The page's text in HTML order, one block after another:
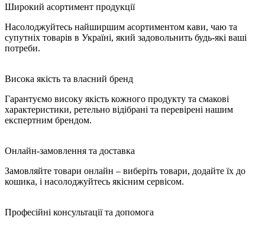
Широкий асортимент продукції
Насолоджуйтесь найширшим асортиментом кави, чаю та
супутніх товарів в Україні, який задовольнить будь-які ваші
потреби.
Висока якість та власний бренд
Гарантуємо високу якість кожного продукту та смакові
характеристики, ретельно відібрані та перевірені нашим
експертним брендом.
Онлайн-замовлення та доставка
Замовляйте товари онлайн – виберіть товари, додайте їх до
кошика, і насолоджуйтесь якісним сервісом.
Професійні консультації та допомога